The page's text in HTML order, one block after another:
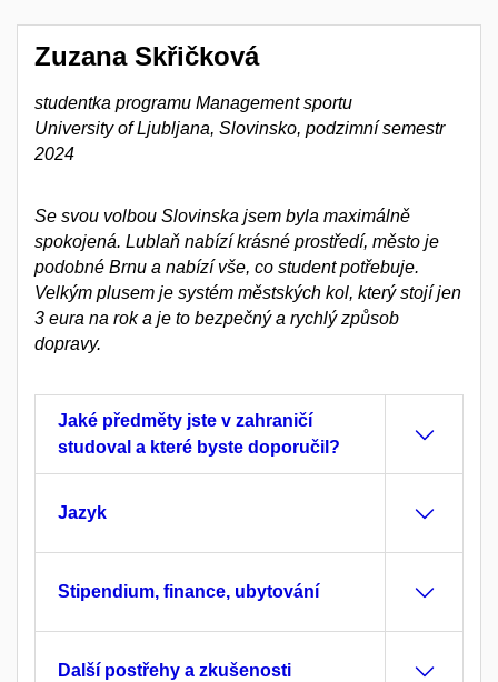
Zuzana Skřičková
studentka programu Management sportu
University of Ljubljana, Slovinsko, podzimní semestr
2024
Se svou volbou Slovinska jsem byla maximálně
spokojená. Lublaň nabízí krásné prostředí, město je
podobné Brnu a nabízí vše, co student potřebuje.
Velkým plusem je systém městských kol, který stojí jen
3 eura na rok a je to bezpečný a rychlý způsob
dopravy.
Jaké předměty jste v zahraničí
studoval a které byste doporučil?
Jazyk
Stipendium, finance, ubytování
Další postřehy a zkušenosti